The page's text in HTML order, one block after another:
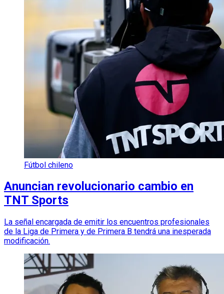
Fútbol chileno
Anuncian revolucionario cambio en
TNT Sports
La señal encargada de emitir los encuentros profesionales
de la Liga de Primera y de Primera B tendrá una inesperada
modificación.